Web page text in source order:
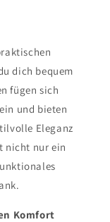
dich bequem
fügen sich
und bieten
Eleganz
nicht nur ein
Komfort